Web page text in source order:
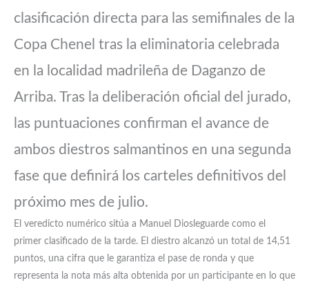
clasificación directa para las semifinales de la
Copa Chenel tras la eliminatoria celebrada
en la localidad madrileña de Daganzo de
Arriba. Tras la deliberación oficial del jurado,
las puntuaciones confirman el avance de
ambos diestros salmantinos en una segunda
fase que definirá los carteles definitivos del
próximo mes de julio.
El veredicto numérico sitúa a Manuel Diosleguarde como el
primer clasificado de la tarde. El diestro alcanzó un total de 14,51
puntos, una cifra que le garantiza el pase de ronda y que
representa la nota más alta obtenida por un participante en lo que